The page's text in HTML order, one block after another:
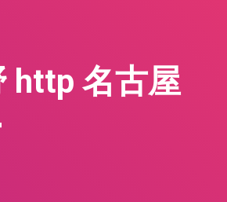
http 名古屋